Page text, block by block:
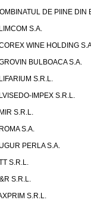
DE PIINE DIN
S.A.
WINE HOLDING
BULBOACA S.A.
S.R.L.
IMPEX S.R.L.
S.R.L.
S.A.
PERLA S.A.
S.R.L.
S.R.L.
S.R.L.